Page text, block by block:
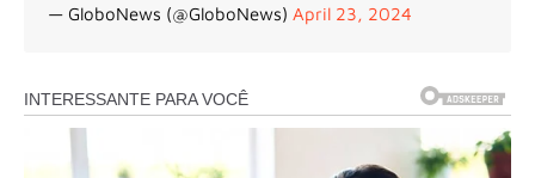
— GloboNews (@GloboNews) April 23, 2024